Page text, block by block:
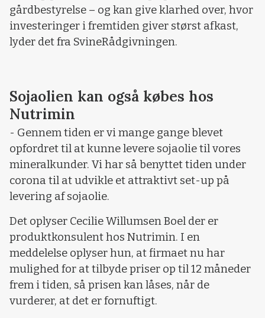
gårdbestyrelse – og kan give klarhed over, hvor
investeringer i fremtiden giver størst afkast,
lyder det fra SvineRådgivningen.
Sojaolien kan også købes hos
Nutrimin
- Gennem tiden er vi mange gange blevet
opfordret til at kunne levere sojaolie til vores
mineralkunder. Vi har så benyttet tiden under
corona til at udvikle et attraktivt set-up på
levering af sojaolie.
Det oplyser Cecilie Willumsen Boel der er
produktkonsulent hos Nutrimin. I en
meddelelse oplyser hun, at firmaet nu har
mulighed for at tilbyde priser op til 12 måneder
frem i tiden, så prisen kan låses, når de
vurderer, at det er fornuftigt.